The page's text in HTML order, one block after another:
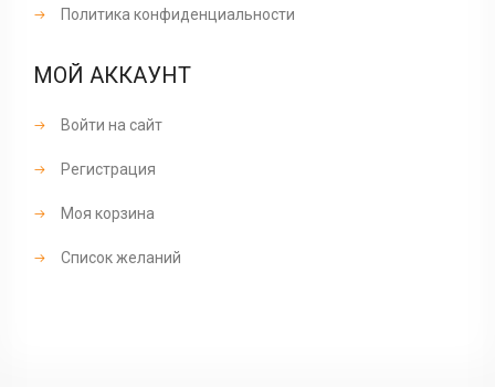
Политика конфиденциальности
МОЙ АККАУНТ
Войти на сайт
Регистрация
Моя корзина
Список желаний